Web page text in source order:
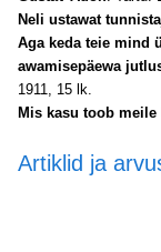
Neli ustawat
Aga keda teie mind
awamisepäewa
1911, 15 lk.
Mis kasu toob
Artiklid ja